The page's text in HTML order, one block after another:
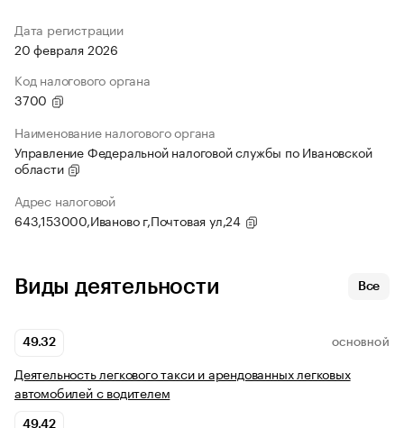
Дата регистрации
20 февраля 2026
Код налогового органа
3700
Наименование налогового органа
Управление Федеральной налоговой службы по Ивановской
области
Адрес налоговой
643,153000,Иваново г,Почтовая ул,24
Виды деятельности Все
49.32 ОСНОВНОЙ
Деятельность легкового такси и арендованных легковых
автомобилей с водителем
49.42